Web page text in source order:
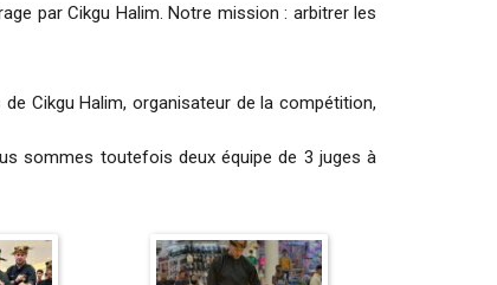
par Cikgu Halim. Notre mission : arbitrer les
Cikgu Halim, organisateur de la compétition,
sommes toutefois deux équipe de 3 juges à